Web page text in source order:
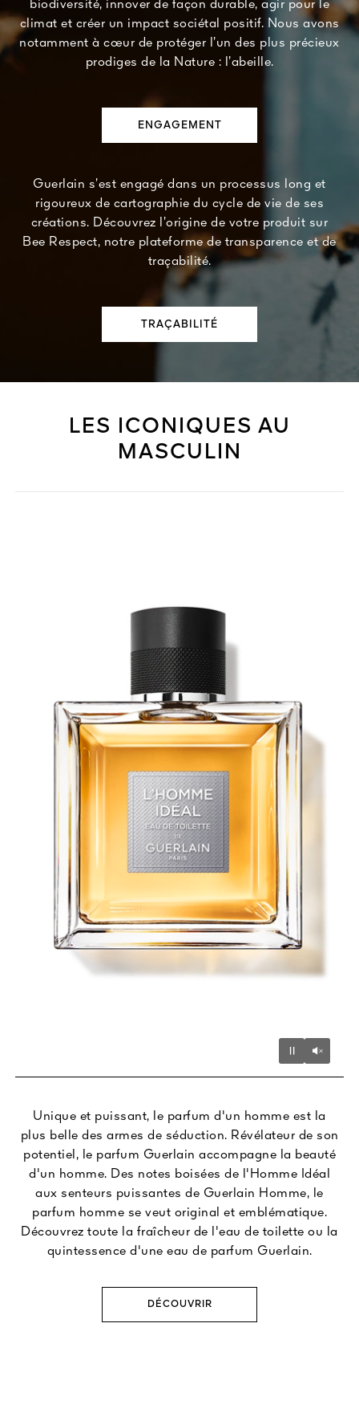
biodiversité, innover de façon durable, agir pour le
climat et créer un impact sociétal positif. Nous avons
notamment à cœur de protéger l’un des plus précieux
prodiges de la Nature : l’abeille.
ENGAGEMENT
Guerlain s’est engagé dans un processus long et
rigoureux de cartographie du cycle de vie de ses
créations. Découvrez l’origine de votre produit sur
Bee Respect, notre plateforme de transparence et de
traçabilité.
TRAÇABILITÉ
LES ICONIQUES AU
MASCULIN
Pause
Unique et puissant, le parfum d'un homme est la
plus belle des armes de séduction. Révélateur de son
potentiel, le parfum Guerlain accompagne la beauté
d'un homme. Des notes boisées de l'Homme Idéal
aux senteurs puissantes de Guerlain Homme, le
parfum homme se veut original et emblématique.
Découvrez toute la fraîcheur de l'eau de toilette ou la
quintessence d'une eau de parfum Guerlain.
DÉCOUVRIR